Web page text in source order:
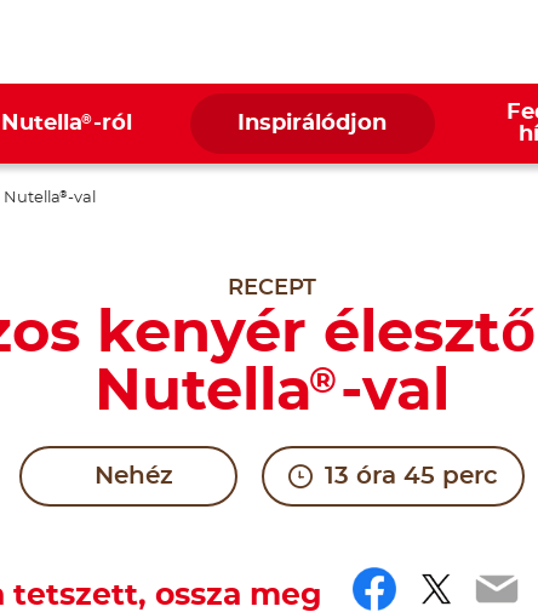
® -ról Inspirálódjon
Nutella®-val
RECEPT
kenyér
Nutella® -val
Nehéz 13 óra 45 perc
tetszett, ossza meg